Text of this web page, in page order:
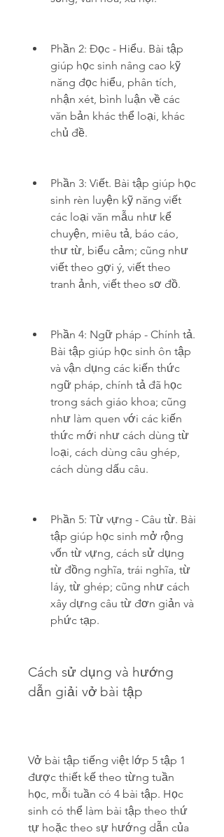
Phần 2: Đọc - Hiểu. Bài tập
giúp học sinh nâng cao kỹ
năng đọc hiểu, phân tích,
nhận xét, bình luận về các
văn bản khác thể loại, khác
chủ đề.
Phần 3: Viết. Bài tập giúp học
sinh rèn luyện kỹ năng viết
các loại văn mẫu như kể
chuyện, miêu tả, báo cáo,
thư từ, biểu cảm; cũng như
viết theo gợi ý, viết theo
tranh ảnh, viết theo sơ đồ.
Phần 4: Ngữ pháp - Chính tả.
Bài tập giúp học sinh ôn tập
và vận dụng các kiến thức
ngữ pháp, chính tả đã học
trong sách giáo khoa; cũng
như làm quen với các kiến
thức mới như cách dùng từ
loại, cách dùng câu ghép,
cách dùng dấu câu.
Phần 5: Từ vựng - Câu từ. Bài
tập giúp học sinh mở rộng
vốn từ vựng, cách sử dụng
từ đồng nghĩa, trái nghĩa, từ
láy, từ ghép; cũng như cách
xây dựng câu từ đơn giản và
phức tạp.
Cách sử dụng và hướng
dẫn giải vở bài tập
Vở bài tập tiếng việt lớp 5 tập 1
được thiết kế theo từng tuần
học, mỗi tuần có 4 bài tập. Học
sinh có thể làm bài tập theo thứ
tự hoặc theo sự hướng dẫn của